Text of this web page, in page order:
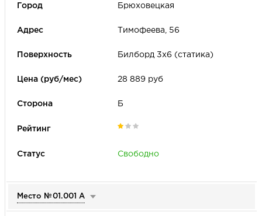
Брюховецкая
Тимофеева, 56
Билборд 3х6 (статика)
28 889 руб
Б
Свободно
Место №01.001 А